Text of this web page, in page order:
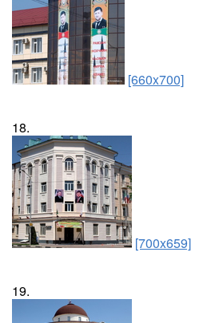
[660x700]
18.
[700x659]
19.